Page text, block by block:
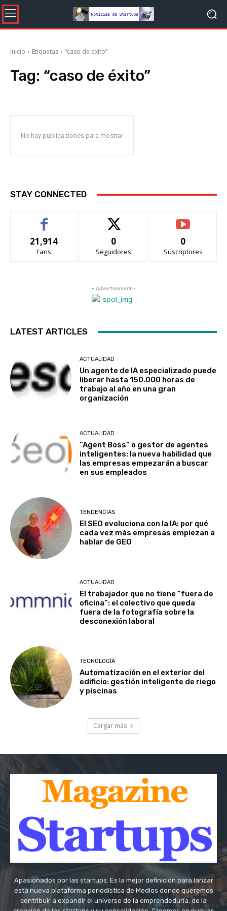
Inicio Etiquetas “caso de éxito”
Tag: “caso de éxito”
No hay publicaciones para mostrar
STAY CONNECTED
21,914
Fans
0
Seguidores
0
Suscriptores
- Advertisement -
LATEST ARTICLES
ACTUALIDAD
Un agente de IA especializado puede
liberar hasta 150.000 horas de
trabajo al año en una gran
organización
ACTUALIDAD
“Agent Boss” o gestor de agentes
inteligentes: la nueva habilidad que
las empresas empezarán a buscar
en sus empleados
TENDENCIAS
El SEO evoluciona con la IA: por qué
cada vez más empresas empiezan a
hablar de GEO
ACTUALIDAD
El trabajador que no tiene “fuera de
oficina”: el colectivo que queda
fuera de la fotografía sobre la
desconexión laboral
TECNOLOGÍA
Automatización en el exterior del
edificio: gestión inteligente de riego
y piscinas
Cargar más
Apasionados por las startups. Es la mejor definición para lanzar
esta nueva plataforma periodística de Medios donde queremos
contribuir a expandir el universo de la emprendeduría, de la